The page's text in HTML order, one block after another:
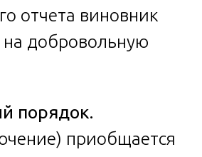
отчета виновник
на добровольную
порядок.
приобщается